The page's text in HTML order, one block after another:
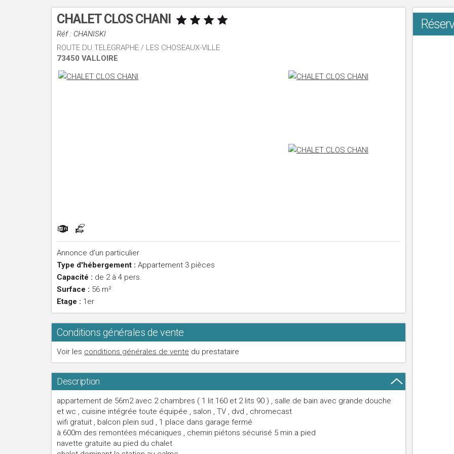
CHALET CLOS CHANI
Réf : CHANISKI
ROUTE DU TELEGRAPHE / LES CHOSEAUX-VILLE
73450 VALLOIRE
Annonce d'un particulier
Type d'hébergement : Appartement 3 pièces
Capacité : de 2 à 4 pers.
Surface : 56 m²
Etage : 1er
Conditions générales de vente
Voir les conditions générales de vente du prestataire
Description
appartement de 56m2 avec 2 chambres ( 1 lit 160 et 2 lits 90 ) , salle de bain avec grande douche
et wc , cuisine intégrée toute équipée , salon , TV , dvd , chromecast
wifi gratuit , balcon plein sud , 1 place dans garage fermé
à 600m des remontées mécaniques , chemin piétons sécurisé 5 min a pied
navette gratuite au pied du chalet